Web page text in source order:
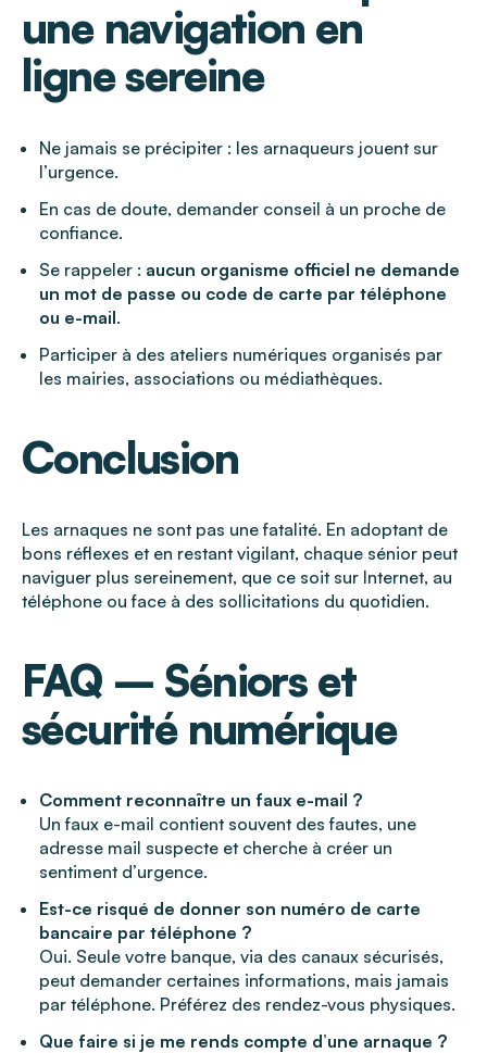
une navigation en
ligne sereine
Ne jamais se précipiter : les arnaqueurs jouent sur
l’urgence.
En cas de doute, demander conseil à un proche de
confiance.
Se rappeler : aucun organisme officiel ne demande
un mot de passe ou code de carte par téléphone
ou e-mail.
Participer à des ateliers numériques organisés par
les mairies, associations ou médiathèques.
Conclusion
Les arnaques ne sont pas une fatalité. En adoptant de
bons réflexes et en restant vigilant, chaque sénior peut
naviguer plus sereinement, que ce soit sur Internet, au
téléphone ou face à des sollicitations du quotidien.
FAQ – Séniors et
sécurité numérique
Comment reconnaître un faux e-mail ?
Un faux e-mail contient souvent des fautes, une
adresse mail suspecte et cherche à créer un
sentiment d’urgence.
Est-ce risqué de donner son numéro de carte
bancaire par téléphone ?
Oui. Seule votre banque, via des canaux sécurisés,
peut demander certaines informations, mais jamais
par téléphone. Préférez des rendez-vous physiques.
Que faire si je me rends compte d’une arnaque ?